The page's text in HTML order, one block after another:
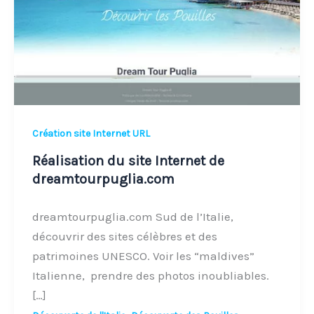
Création site Internet URL
Réalisation du site Internet de
dreamtourpuglia.com
dreamtourpuglia.com Sud de l’Italie,
découvrir des sites célèbres et des
patrimoines UNESCO. Voir les “maldives”
Italienne, prendre des photos inoubliables.
[…]
dreamtourpuglia.com